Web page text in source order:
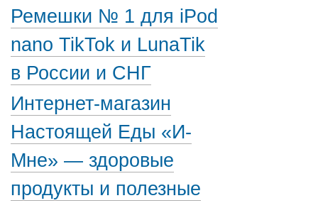
Ремешки № 1 для iPod
nano TikTok и LunaTik
в России и СНГ
Интернет-магазин
Настоящей Еды «И-
Мне» — здоровые
продукты и полезные